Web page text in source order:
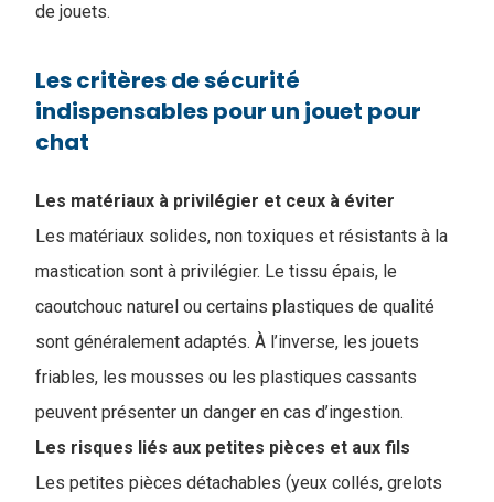
de jouets.
Les critères de sécurité
indispensables pour un jouet pour
chat
Les matériaux à privilégier et ceux à éviter
Les matériaux solides, non toxiques et résistants à la
mastication sont à privilégier. Le tissu épais, le
caoutchouc naturel ou certains plastiques de qualité
sont généralement adaptés. À l’inverse, les jouets
friables, les mousses ou les plastiques cassants
peuvent présenter un danger en cas d’ingestion.
Les risques liés aux petites pièces et aux fils
Les petites pièces détachables (yeux collés, grelots